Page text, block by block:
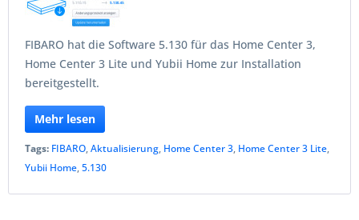
FIBARO hat die Software 5.130 für das Home Center 3,
Home Center 3 Lite und Yubii Home zur Installation
bereitgestellt.
Mehr lesen
Tags: FIBARO,Aktualisierung, Home Center 3, Home Center 3 Lite,
Yubii Home,5.130